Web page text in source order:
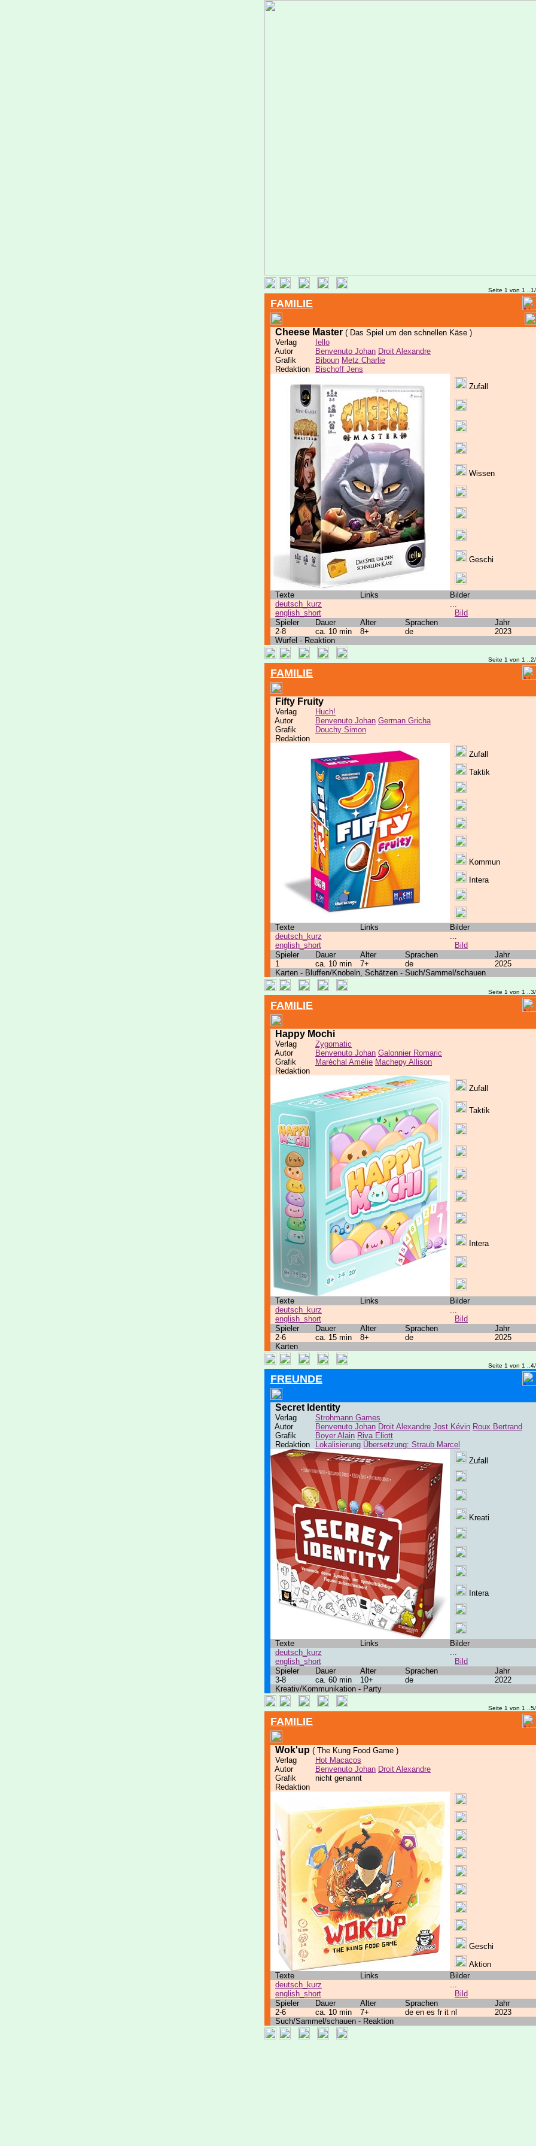
Seite 1 von 1
FAMILIE
Cheese Master ( Das Spiel um den schnellen Käse )
Verlag
Iello
Autor
Benvenuto Johan Droit Alexandre
Grafik
Biboun Metz Charlie
Redaktion
Bischoff Jens
Zufall
Wissen
Geschi
Texte Links
Bilder
deutsch_kurz
english_short
...
Bild
Spieler
Dauer Alter Sprachen
Jahr
2-8
ca. 10 min 8+ de
2023
Würfel - Reaktion
Seite 1 von 1
FAMILIE
Fifty Fruity
Verlag
Huch!
Autor
Benvenuto Johan German Gricha
Grafik
Douchy Simon
Redaktion
Zufall
Taktik
Kommun
Intera
Texte Links
Bilder
deutsch_kurz
english_short
...
Bild
Spieler
Dauer Alter Sprachen
Jahr
1
ca. 10 min 7+ de
2025
Karten - Bluffen/Knobeln, Schätzen - Such/Sammel/schauen
Seite 1 von 1
FAMILIE
Happy Mochi
Verlag
Zygomatic
Autor
Benvenuto Johan Galonnier Romaric
Grafik
Maréchal Amélie Machepy Allison
Redaktion
Zufall
Taktik
Intera
Texte Links
Bilder
deutsch_kurz
english_short
...
Bild
Spieler
Dauer Alter Sprachen
Jahr
2-6
ca. 15 min 8+ de
2025
Karten
Seite 1 von 1
FREUNDE
Secret Identity
Verlag
Strohmann Games
Autor
Benvenuto Johan Droit Alexandre Jost Kévin Roux Bertrand
Grafik
Boyer Alain Riva Eliott
Redaktion
Lokalisierung Übersetzung: Straub Marcel
Zufall
Kreati
Intera
Texte Links
Bilder
deutsch_kurz
english_short
...
Bild
Spieler
Dauer Alter Sprachen
Jahr
3-8
ca. 60 min 10+ de
2022
Kreativ/Kommunikation - Party
Seite 1 von 1
FAMILIE
Wok'up ( The Kung Food Game )
Verlag
Hot Macacos
Autor
Benvenuto Johan Droit Alexandre
Grafik
nicht genannt
Redaktion
Geschi
Aktion
Texte
Links
Bilder
deutsch_kurz
english_short
...
Bild
Spieler
Dauer Alter Sprachen
Jahr
2-6
ca. 10 min 7+ de en es fr it nl
2023
Such/Sammel/schauen - Reaktion